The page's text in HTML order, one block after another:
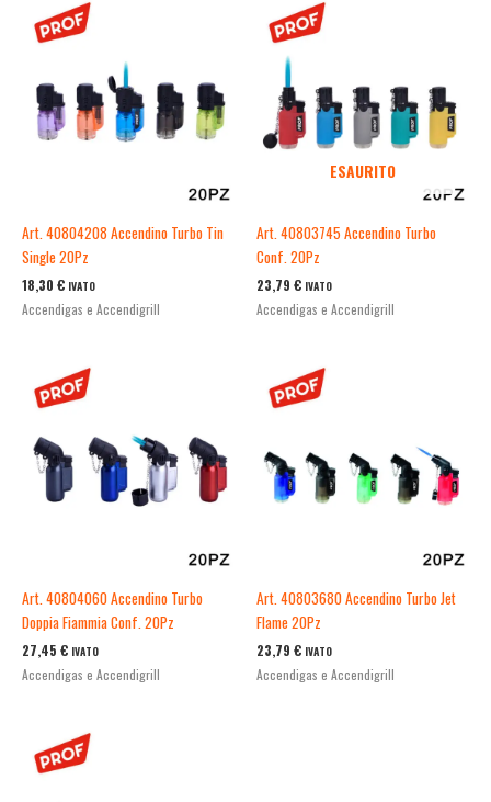
Art. 40804208 Accendino Turbo Tin
Single 20Pz
18,30 € IVATO
Accendigas e Accendigrill
ESAURITO
Art. 40803745 Accendino Turbo
Conf. 20Pz
23,79 € IVATO
Accendigas e Accendigrill
Art. 40804060 Accendino Turbo
Doppia Fiammia Conf. 20Pz
27,45 € IVATO
Accendigas e Accendigrill
Art. 40803680 Accendino Turbo Jet
Flame 20Pz
23,79 € IVATO
Accendigas e Accendigrill